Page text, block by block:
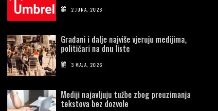
2 JUNA, 2026
Građani i dalje najviše vjeruju medijima,
političari na dnu liste
3 MAJA, 2026
Mediji najavljuju tužbe zbog preuzimanja
tekstova bez dozvole